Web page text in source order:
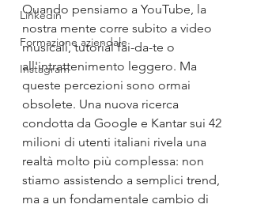
Linkedin
Formazione aziendale
Instagram
Quando pensiamo a YouTube, la
nostra mente corre subito a video
musicali, tutorial fai-da-te o
all'intrattenimento leggero. Ma
queste percezioni sono ormai
obsolete. Una nuova ricerca
condotta da Google e Kantar sui 42
milioni di utenti italiani rivela una
realtà molto più complessa: non
stiamo assistendo a semplici trend,
ma a un fondamentale cambio di